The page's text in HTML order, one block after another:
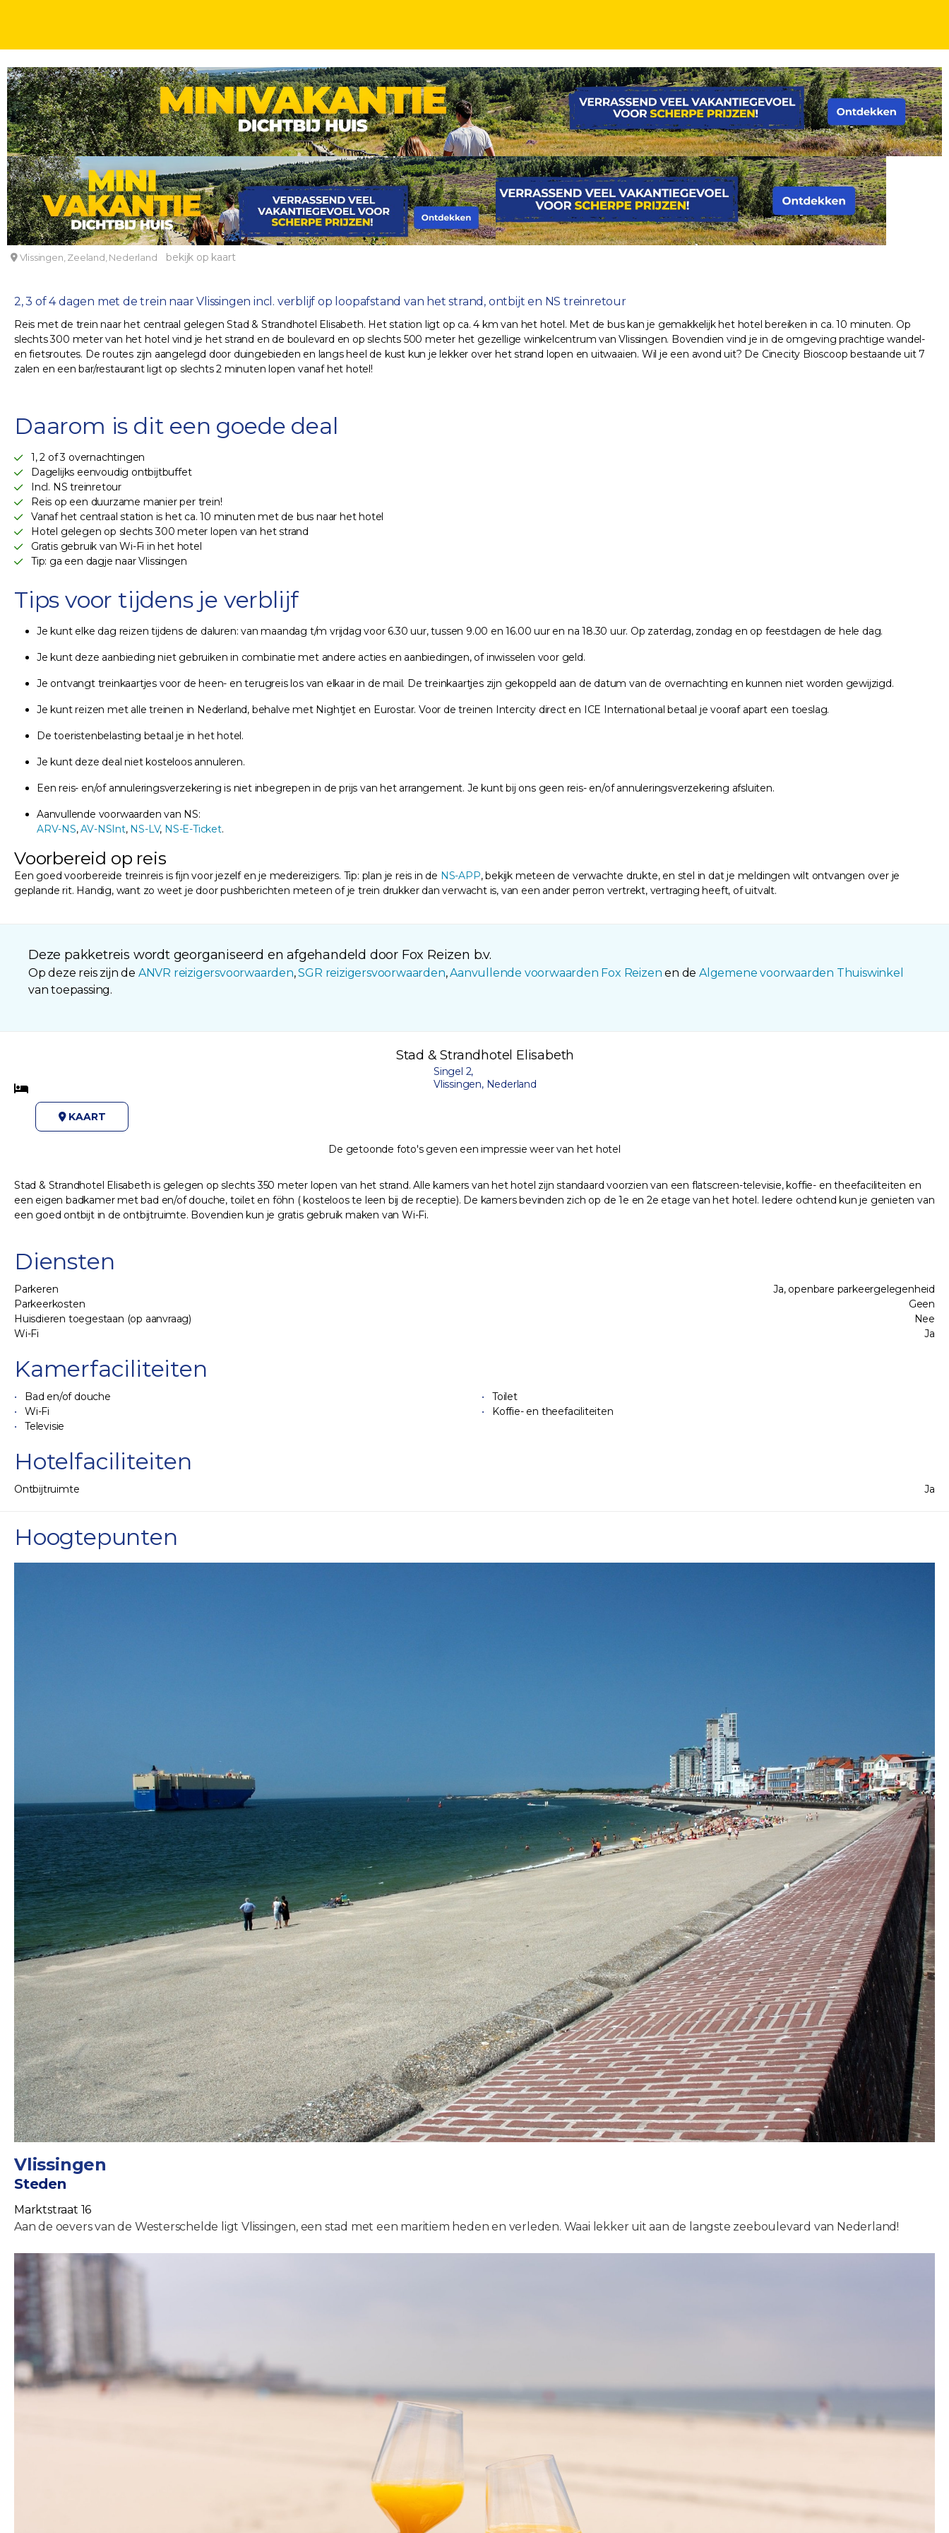
OVERNACHTING + NS TREINRETOUR TREINREIZEN DAGEN
Hotel op loopafstand van het strand in Vlissingen incl. ontbijt en NS treinretour
Stad & Strandhotel Elisabeth
Vlissingen, Zeeland, Nederland bekijk op kaart
2, 3 of 4 dagen met de trein naar Vlissingen incl. verblijf op loopafstand van het strand, ontbijt en NS treinretour
Reis met de trein naar het centraal gelegen Stad & Strandhotel Elisabeth. Het station ligt op ca. 4 km van het hotel. Met de bus kan je gemakkelijk het hotel bereiken in ca. 10 minuten. Op
slechts 300 meter van het hotel vind je het strand en de boulevard en op slechts 500 meter het gezellige winkelcentrum van Vlissingen. Bovendien vind je in de omgeving prachtige wandel-
en fietsroutes. De routes zijn aangelegd door duingebieden en langs heel de kust kun je lekker over het strand lopen en uitwaaien. Wil je een avond uit? De Cinecity Bioscoop bestaande uit 7
zalen en een bar/restaurant ligt op slechts 2 minuten lopen vanaf het hotel!
Daarom is dit een goede deal
1, 2 of 3 overnachtingen
Dagelijks eenvoudig ontbijtbuffet
Incl. NS treinretour
Reis op een duurzame manier per trein!
Vanaf het centraal station is het ca. 10 minuten met de bus naar het hotel
Hotel gelegen op slechts 300 meter lopen van het strand
Gratis gebruik van Wi-Fi in het hotel
Tip: ga een dagje naar Vlissingen
Tips voor tijdens je verblijf
Je kunt elke dag reizen tijdens de daluren: van maandag t/m vrijdag voor 6.30 uur, tussen 9.00 en 16.00 uur en na 18.30 uur. Op zaterdag, zondag en op feestdagen de hele dag.
Je kunt deze aanbieding niet gebruiken in combinatie met andere acties en aanbiedingen, of inwisselen voor geld.
Je ontvangt treinkaartjes voor de heen- en terugreis los van elkaar in de mail. De treinkaartjes zijn gekoppeld aan de datum van de overnachting en kunnen niet worden gewijzigd.
Je kunt reizen met alle treinen in Nederland, behalve met Nightjet en Eurostar. Voor de treinen Intercity direct en ICE International betaal je vooraf apart een toeslag.
De toeristenbelasting betaal je in het hotel.
Je kunt deze deal niet kosteloos annuleren.
Een reis- en/of annuleringsverzekering is niet inbegrepen in de prijs van het arrangement. Je kunt bij ons geen reis- en/of annuleringsverzekering afsluiten.
Aanvullende voorwaarden van NS:
ARV-NS,AV-NSInt, NS-LV, NS-E-Ticket.
Voorbereid op reis
Een goed voorbereide treinreis is fijn voor jezelf en je medereizigers. Tip: plan je reis in de NS-APP, bekijk meteen de verwachte drukte, en stel in dat je meldingen wilt ontvangen over je
geplande rit. Handig, want zo weet je door pushberichten meteen of je trein drukker dan verwacht is, van een ander perron vertrekt, vertraging heeft, of uitvalt.
Deze pakketreis wordt georganiseerd en afgehandeld door Fox Reizen b.v.
Op deze reis zijn de ANVR reizigersvoorwaarden,SGR reizigersvoorwaarden,Aanvullende voorwaarden Fox Reizen en deAlgemene voorwaarden Thuiswinkel
van toepassing.
Stad & Strandhotel Elisabeth
Singel 2,
Vlissingen, Nederland
KAART
De getoonde foto's geven een impressie weer van het hotel
Stad & Strandhotel Elisabeth is gelegen op slechts 350 meter lopen van het strand. Alle kamers van het hotel zijn standaard voorzien van een flatscreen-televisie, koffie- en theefaciliteiten en
een eigen badkamer met bad en/of douche, toilet en föhn ( kosteloos te leen bij de receptie). De kamers bevinden zich op de 1e en 2e etage van het hotel. Iedere ochtend kun je genieten van
een goed ontbijt in de ontbijtruimte. Bovendien kun je gratis gebruik maken van Wi-Fi.
Diensten
Parkeren
Ja, openbare parkeergelegenheid
Parkeerkosten
Geen
Huisdieren toegestaan (op aanvraag)
Nee
Wi-Fi
Ja
Kamerfaciliteiten
Bad en/of douche
Toilet
Wi-Fi
Koffie- en theefaciliteiten
Televisie
Hotelfaciliteiten
Ontbijtruimte Ja
Hoogtepunten
Vlissingen
Steden
Marktstraat 16
Aan de oevers van de Westerschelde ligt Vlissingen, een stad met een maritiem heden en verleden. Waai lekker uit aan de langste zeeboulevard van Nederland!